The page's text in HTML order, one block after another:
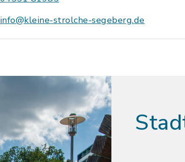
info@kleine-strolche-segeberg.de